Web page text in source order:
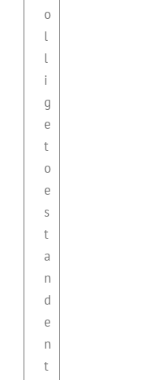
o
l
l
i
g
e
t
o
e
s
t
a
n
d
e
n
t